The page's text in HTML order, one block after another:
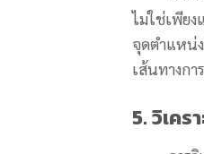
ไม่ใช่เพีย
จุดตำแหน่
เส้นทางก
5. วิเค